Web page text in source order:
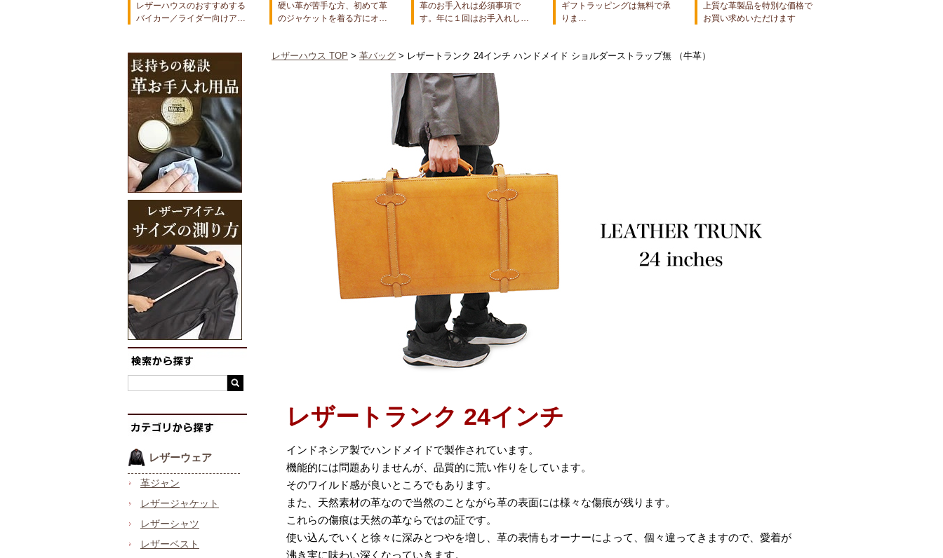
レザーハウスのおすすめする
バイカー／ライダー向けア…
硬い革が苦手な方、初めて革
のジャケットを着る方にオ…
革のお手入れは必須事項で
す。年に１回はお手入れし…
ギフトラッピングは無料で承
りま…
上質な革製品を特別な価格で
お買い求めいただけます
レザーウェア
革ジャン
レザージャケット
レザーシャツ
レザーベスト
レザーハウス TOP > 革バッグ > レザートランク 24インチ ハンドメイド ショルダーストラップ無 （牛革）
レザートランク 24インチ
インドネシア製でハンドメイドで製作されています。
機能的には問題ありませんが、品質的に荒い作りをしています。
そのワイルド感が良いところでもあります。
また、天然素材の革なので当然のことながら革の表面には様々な傷痕が残ります。
これらの傷痕は天然の革ならではの証です。
使い込んでいくと徐々に深みとつやを増し、革の表情もオーナーによって、個々違ってきますので、愛着が
沸き実に味わい深くなっていきます。